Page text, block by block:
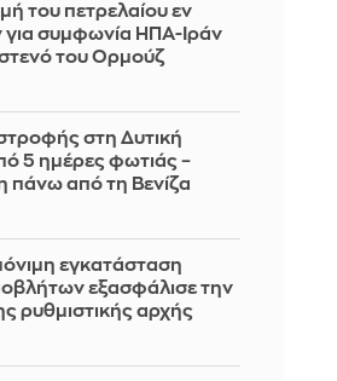
του πετρελαίου εν
για συμφωνία ΗΠΑ-Ιράν
του Ορμούζ
στη Δυτική
5 ημέρες φωτιάς –
από τη Βενίζα
εγκατάσταση
εξασφάλισε την
ρυθμιστικής αρχής